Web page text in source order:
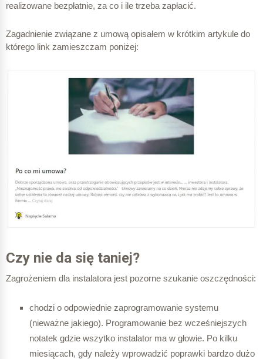
realizowane bezpłatnie, za co i ile trzeba zapłacić.
Zagadnienie związane z umową opisałem w krótkim artykule do
którego link zamieszczam poniżej:
Czy nie da się taniej?
Zagrożeniem dla instalatora jest pozorne szukanie oszczędności:
chodzi o odpowiednie zaprogramowanie systemu
(nieważne jakiego). Programowanie bez wcześniejszych
notatek gdzie wszytko instalator ma w głowie. Po kilku
miesiącach, gdy należy wprowadzić poprawki bardzo dużo